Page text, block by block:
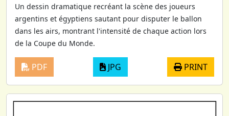
Un dessin dramatique recréant la scène des joueurs
argentins et égyptiens sautant pour disputer le ballon
dans les airs, montrant l'intensité de chaque action lors
de la Coupe du Monde.
PDF JPG PRINT